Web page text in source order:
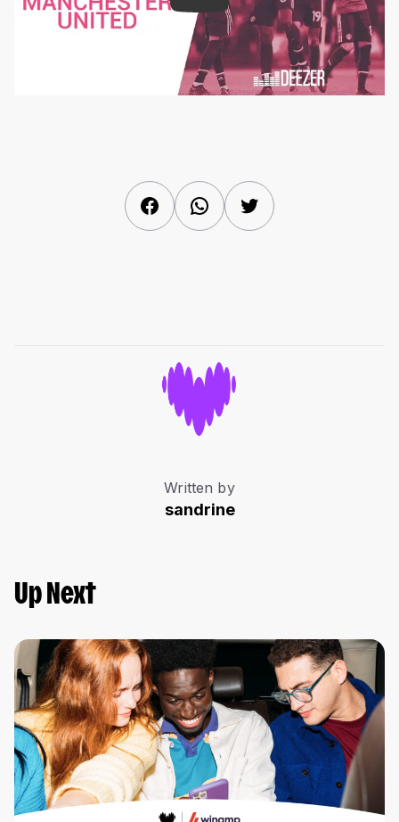
FacebookWhatsAppTwitter
Written by
sandrine
Up Next